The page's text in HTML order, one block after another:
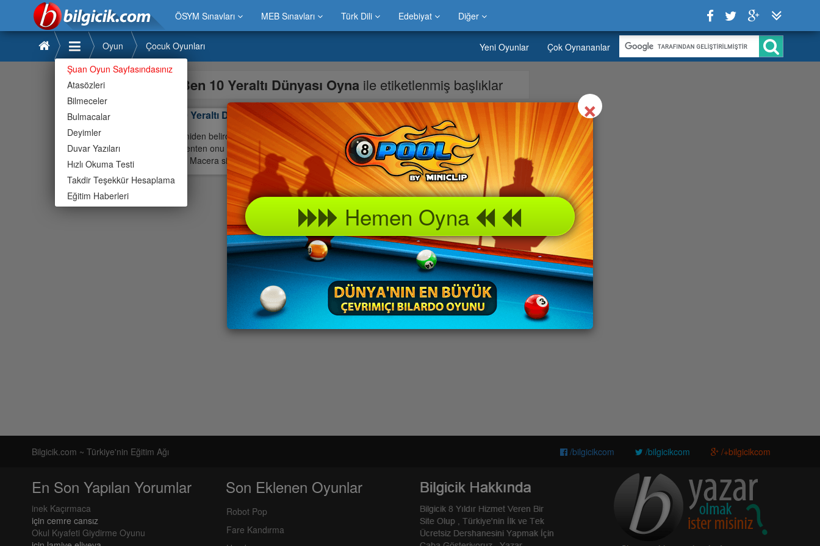
ÖSYM Sınavları MEB Sınavları Türk Dili Edebiyat Diğer
Şuan Oyun Sayfasındasınız
Atasözleri
Bilmeceler
Bulmacalar
Deyimler
Duvar Yazıları
Hızlı Okuma Testi
Takdir Teşekkür Hesaplama
Eğitim Haberleri
Oyun Çocuk Oyunları Yeni Oyunlar Çok Oynananlar
Ben 10 Yeraltı Dünyası Oyna ile etiketlenmiş başlıklar
Ben 10 Yeraltı Dünyası
KEvin aniden belirdi ve Gweni kaçırdı.Bu sayde amacı Benten i ele geçirmekti.Eğer 24 saat
içinde benten onu bulamazsa Gwen i öldürecek.Hemen benten ve siz birlikte yola çıkıp Gweni
kurtarın. Macera sizi bekliyor.
Bilgicik.com ~ Türkiye'nin Eğitim Ağı /bilgicikcom /bilgicikcom /+bilgicikcom
En Son Yapılan Yorumlar
inek Kaçırmaca
için cemre cansız
Okul Kıyafeti Giydirme Oyunu
Son Eklenen Oyunlar
Robot Pop
Fare Kandırma
×Close
Hemen Oyna